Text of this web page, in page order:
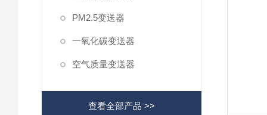
PM2.5变送器
一氧化碳变送器
空气质量变送器
查看全部产品 >>